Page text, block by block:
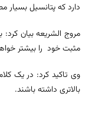
دارد که پتانسیل بسیار
مروج الشریعه بیان کرد:
مثبت خود را بیشتر
وی تاکید کرد: در یک
بالاتری داشته باشند.